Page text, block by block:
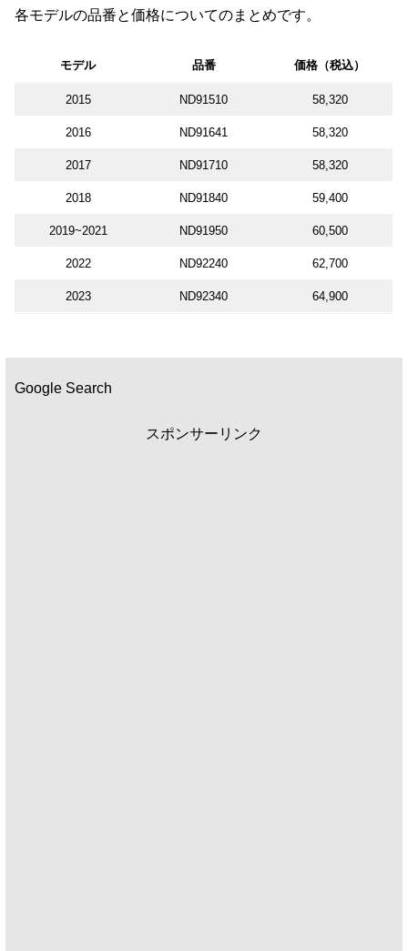
各モデルの品番と価格についてのまとめです。
モデル 品番 価格（税込）
2015 ND91510 58,320
2016 ND91641 58,320
2017 ND91710 58,320
2018 ND91840 59,400
2019~2021 ND91950 60,500
2022 ND92240 62,700
2023 ND92340 64,900
Google Search
スポンサーリンク